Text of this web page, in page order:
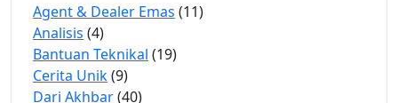
Agent & Dealer Emas (11)
Analisis (4)
Bantuan Teknikal (19)
Cerita Unik(9)
Dari Akhbar(40)